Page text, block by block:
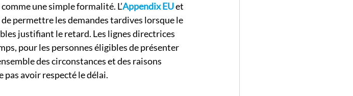
une simple formalité. L’Appendix EU et
permettre les demandes tardives lorsque le
justifiant le retard. Les lignes directrices
pour les personnes éligibles de présenter
des circonstances et des raisons
pas avoir respecté le délai.